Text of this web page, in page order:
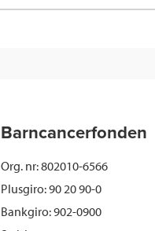
Barncancerfonden
Org. nr: 802010-6566
Plusgiro: 90 20 90-0
Bankgiro: 902-0900